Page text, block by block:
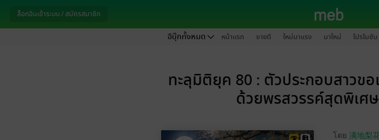
ล็อกอินเข้าระบบ / สมัครสมาชิก
อีบุ๊กทั้งหมด หน้าแรก ขายดี ใหม่มาแรง มาใหม่ โปรโมชัน
ทะลุมิติยุค 80 : ตัวประกอบสาวข
ด้วยพรสวรรค์สุดพิเศ
โดย 满地梨